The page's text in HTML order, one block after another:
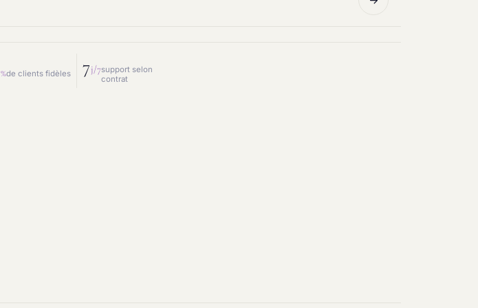
%de clients fidèles 7j/7support selon
contrat